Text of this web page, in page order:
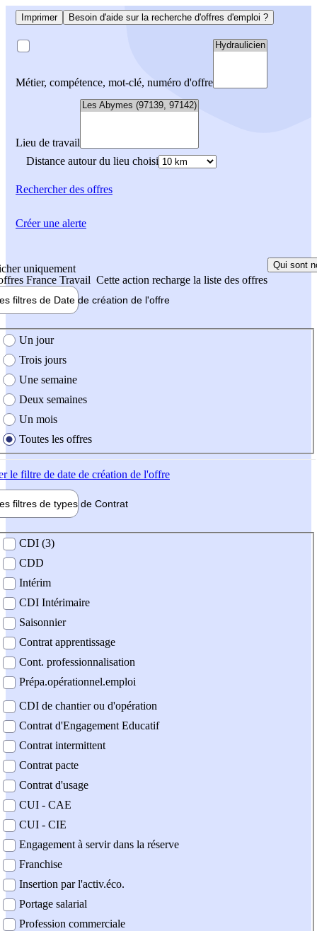
Imprimer Besoin d'aide sur la recherche d'offres d'emploi ?
Métier, compétence, mot-clé, numéro d'offre
Lieu de travail
Distance autour du lieu choisi
Rechercherdes offres
uniquement
France Travail Cette action recharge la liste des offres
Qui sont
filtres de Date de création de l'offre
création de l'offre
Un jour
Trois jours
Une semaine
Deux semaines
Un mois
Toutes les offres
le filtre de date de création de l'offre
filtres de types de Contrat
contrat
CDI (3)
CDD
Intérim
CDI Intérimaire
Saisonnier
Contrat apprentissage
Cont. professionnalisation
Prépa.opérationnel.emploi
CDI de chantier ou d'opération
Contrat d'Engagement Educatif
Contrat intermittent
Contrat pacte
Contrat d'usage
CUI - CAE
CUI - CIE
Engagement à servir dans la réserve
Franchise
Insertion par l'activ.éco.
Portage salarial
Profession commerciale
Créer une alerte